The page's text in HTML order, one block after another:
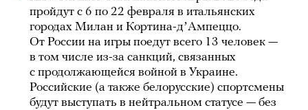
пройдут с 6 по 22 февраля в итальянских
городах Милан и Кортина-дʼАмпеццо.
От России на игры поедут всего 13 человек —
в том числе из-за санкций, связанных
с продолжающейся войной в Украине.
Российские (а также белорусские) спортсмены
будут выступать в нейтральном статусе — без